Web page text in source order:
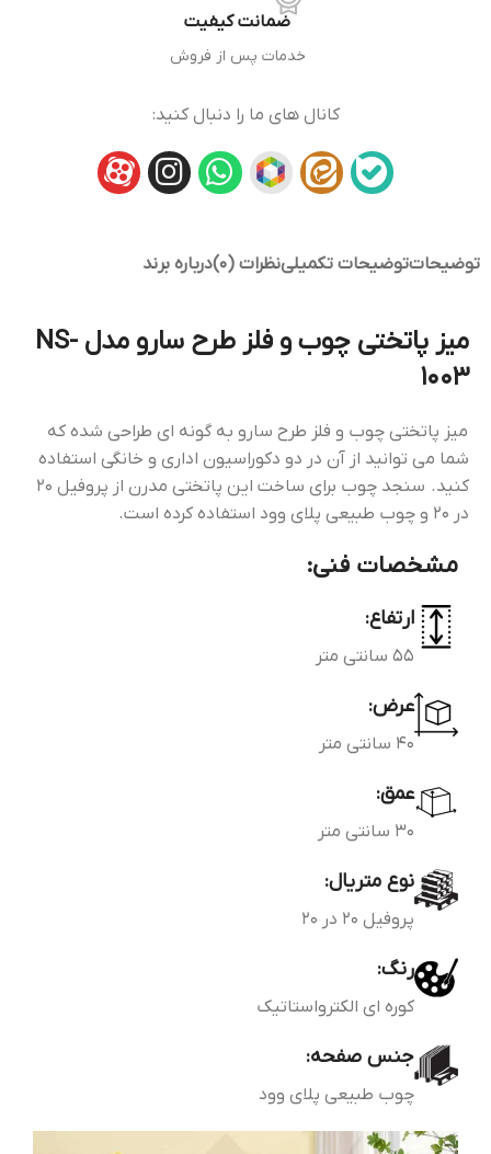
ضمانت کیفیت
خدمات پس از فروش
کانال های ما را دنبال کنید:
توضیحاتتوضیحات تکمیلینظرات (0) درباره برند
میز پاتختی چوب و فلز طرح سارو مدل NS-
1003
میز پاتختی چوب و فلز طرح سارو به گونه ای طراحی شده که
شما می توانید از آن در دو دکوراسیون اداری و خانگی استفاده
کنید. سنجد چوب برای ساخت این پاتختی مدرن از پروفیل 20
در 20 و چوب طبیعی پلای وود استفاده کرده است.
مشخصات فنی:
ارتفاع:
55 سانتی متر
عرض:
40 سانتی متر
عمق:
30 سانتی متر
نوع متریال:
پروفیل 20 در 20
رنگ:
کوره ای الکترواستاتیک
جنس صفحه:
چوب طبیعی پلای وود